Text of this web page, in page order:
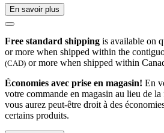
En savoir plus
Free standard shipping is available on
or more when shipped within the
(CAD) or more when shipped within
Économies avec prise en magasin! En
votre commande en magasin au lieu de
vous aurez peut-être droit à des
certains produits.